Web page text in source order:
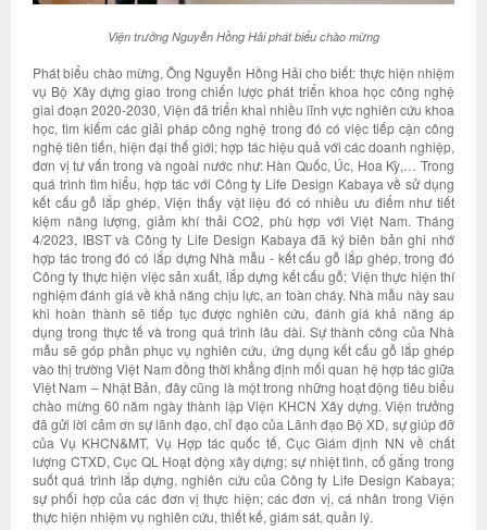
Viện trưởng Nguyễn Hồng Hải phát biểu chào mừng
Phát biểu chào mừng, Ông Nguyễn Hồng Hải cho biết: thực hiện nhiệm
vụ Bộ Xây dựng giao trong chiến lược phát triển khoa học công nghệ
giai đoạn 2020-2030, Viện đã triển khai nhiều lĩnh vực nghiên cứu khoa
học, tìm kiếm các giải pháp công nghệ trong đó có việc tiếp cận công
nghệ tiên tiến, hiện đại thế giới; hợp tác hiệu quả với các doanh nghiệp,
đơn vị tư vấn trong và ngoài nước như: Hàn Quốc, Úc, Hoa Kỳ,… Trong
quá trình tìm hiểu, hợp tác với Công ty Life Design Kabaya về sử dụng
kết cấu gỗ lắp ghép, Viện thấy vật liệu đó có nhiều ưu điểm như tiết
kiệm năng lượng, giảm khí thải CO2, phù hợp với Việt Nam. Tháng
4/2023, IBST và Công ty Life Design Kabaya đã ký biên bản ghi nhớ
hợp tác trong đó có lắp dựng Nhà mẫu - kết cấu gỗ lắp ghép, trong đó
Công ty thực hiện việc sản xuất, lắp dựng kết cấu gỗ; Viện thực hiện thí
nghiệm đánh giá về khả năng chịu lực, an toàn cháy. Nhà mẫu này sau
khi hoàn thành sẽ tiếp tục được nghiên cứu, đánh giá khả năng áp
dụng trong thực tế và trong quá trình lâu dài. Sự thành công của Nhà
mẫu sẽ góp phần phục vụ nghiên cứu, ứng dụng kết cấu gỗ lắp ghép
vào thị trường Việt Nam đồng thời khẳng định mối quan hệ hợp tác giữa
Việt Nam – Nhật Bản, đây cũng là một trong những hoạt động tiêu biểu
chào mừng 60 năm ngày thành lập Viện KHCN Xây dựng. Viện trưởng
đã gửi lời cảm ơn sự lãnh đạo, chỉ đạo của Lãnh đạo Bộ XD, sự giúp đỡ
của Vụ KHCN&MT, Vụ Hợp tác quốc tế, Cục Giám định NN về chất
lượng CTXD, Cục QL Hoạt động xây dựng; sự nhiệt tình, cố gắng trong
suốt quá trình lắp dựng, nghiên cứu của Công ty Life Design Kabaya;
sự phối hợp của các đơn vị thực hiện; các đơn vị, cá nhân trong Viện
thực hiện nhiệm vụ nghiên cứu, thiết kế, giám sát, quản lý.